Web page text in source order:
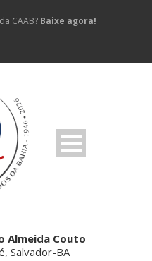
CAAB? Baixe agora!
Almeida Couto
Salvador-BA